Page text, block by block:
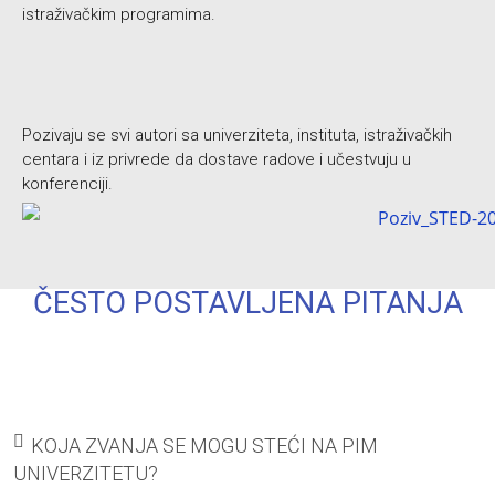
istraživačkim programima.
Pozivaju se svi autori sa univerziteta, instituta, istraživačkih
centara i iz privrede da dostave radove i učestvuju u
konferenciji.
ČESTO POSTAVLJENA PITANJA
KOJA ZVANJA SE MOGU STEĆI NA PIM
UNIVERZITETU?